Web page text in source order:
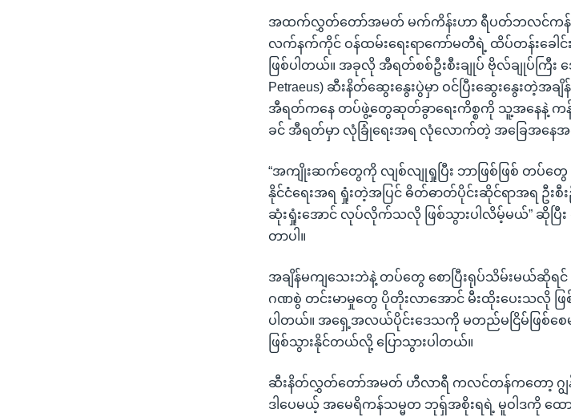
အထက်လွှတ်တော်အမတ် မက်ကိန်းဟာ ရီပတ်ဘလင်က
လက်နက်ကိုင် ဝန်ထမ်းရေးရာကော်မတီရဲ့ ထိပ်တန်းခေါ
ဖြစ်ပါတယ်။ အခုလို အီရတ်စစ်ဦးစီးချုပ် ဗိုလ်ချုပ်ကြီး ဒ
Petraeus) ဆီးနိတ်ဆွေးနွေးပွဲမှာ ဝင်ပြီးဆွေးနွေးတဲ့အခ
အီရတ်ကနေ တပ်ဖွဲ့တွေဆုတ်ခွာရေးကိစ္စကို သူ့အနေနဲ့
ခင် အီရတ်မှာ လုံခြုံရေးအရ လုံလောက်တဲ့ အခြေအနေ
“အကျိုးဆက်တွေကို လျစ်လျုရှုပြီး ဘာဖြစ်ဖြစ် တပ်တွ
နိုင်ငံရေးအရ ရှုံးတဲ့အပြင် ဓိတ်ဓာတ်ပိုင်းဆိုင်ရာအရ ဦးစီ
ဆုံးရှုံးအောင် လုပ်လိုက်သလို ဖြစ်သွားပါလိမ့်မယ်” ဆိုပြီး
တာပါ။
အချိန်မကျသေးဘဲနဲ့ တပ်တွေ စောပြီးရုပ်သိမ်းမယ်ဆိုရ
ဂဏစွဲ တင်းမာမှုတွေ ပိုတိုးလာအောင် မီးထိုးပေးသလို
ပါတယ်။ အရှေ့အလယ်ပိုင်းဒေသကို မတည်မငြိမ်ဖြစ်စ
ဖြစ်သွားနိုင်တယ်လို့ ပြောသွားပါတယ်။
ဆီးနိတ်လွှတ်တော်အမတ် ဟီလာရီ ကလင်တန်ကတော့ ဂျွန်
ဒါပေမယ့် အမေရိကန်သမ္မတ ဘုရှ်အစိုးရရဲ့ မူဝါဒကို ထ